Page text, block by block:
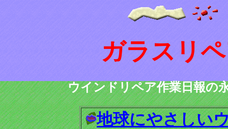
ガラスリ
ウインドリペア作業日報の
地球にやさしい